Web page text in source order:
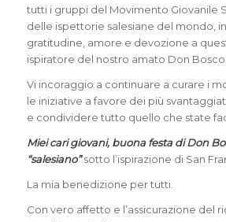
tutti i gruppi del Movimento Giovanile
delle ispettorie salesiane del mondo,
gratitudine, amore e devozione a
ispiratore del nostro amato Don Bosco.
Vi incoraggio a continuare a curare i
le iniziative a favore dei più
e condividere tutto quello che state
Miei cari giovani, buona festa di Don
“salesiano”sotto l’ispirazione di San
La mia benedizione per tutti.
Con vero affetto e l’assicurazione del